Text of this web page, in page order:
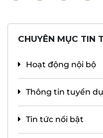
CHUYÊN MỤC TIN
Hoạt động nội bộ
Thông tin tuyển
Tin tức nổi bật